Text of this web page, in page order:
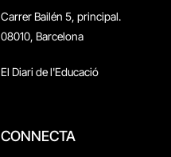
Carrer Bailén 5, principal.
08010, Barcelona
El Diari de l'Educació
CONNECTA